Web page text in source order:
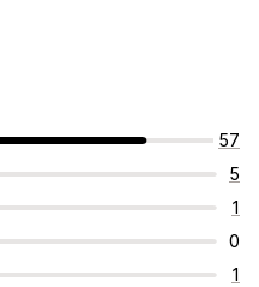
57
5
1
0
1